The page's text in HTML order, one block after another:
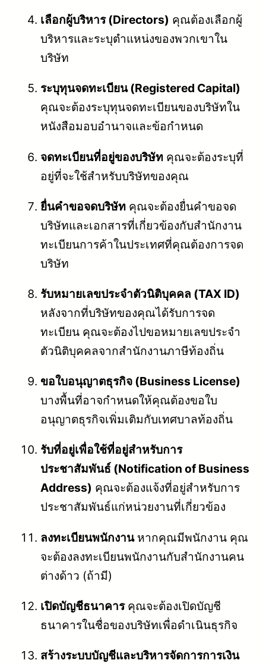
เลือกผู้บริหาร (Directors) คุณต้องเลือกผู้
บริหารและระบุตำแหน่งของพวกเขาใน
บริษัท
ระบุทุนจดทะเบียน (Registered Capital)
คุณจะต้องระบุทุนจดทะเบียนของบริษัทใน
หนังสือมอบอำนาจและข้อกำหนด
จดทะเบียนที่อยู่ของบริษัท คุณจะต้องระบุที่
อยู่ที่จะใช้สำหรับบริษัทของคุณ
ยื่นคำขอจดบริษัท คุณจะต้องยื่นคำขอจด
บริษัทและเอกสารที่เกี่ยวข้องกับสำนักงาน
ทะเบียนการค้าในประเทศที่คุณต้องการจด
บริษัท
รับหมายเลขประจำตัวนิติบุคคล (TAX ID)
หลังจากที่บริษัทของคุณได้รับการจด
ทะเบียน คุณจะต้องไปขอหมายเลขประจำ
ตัวนิติบุคคลจากสำนักงานภาษีท้องถิ่น
ขอใบอนุญาตธุรกิจ (Business License)
บางพื้นที่อาจกำหนดให้คุณต้องขอใบ
อนุญาตธุรกิจเพิ่มเติมกับเทศบาลท้องถิ่น
รับที่อยู่เพื่อใช้ที่อยู่สำหรับการ
ประชาสัมพันธ์ (Notification of Business
Address) คุณจะต้องแจ้งที่อยู่สำหรับการ
ประชาสัมพันธ์แก่หน่วยงานที่เกี่ยวข้อง
ลงทะเบียนพนักงานหากคุณมีพนักงาน คุณ
จะต้องลงทะเบียนพนักงานกับสำนักงานคน
ต่างด้าว (ถ้ามี)
เปิดบัญชีธนาคารคุณจะต้องเปิดบัญชี
ธนาคารในชื่อของบริษัทเพื่อดำเนินธุรกิจ
สร้างระบบบัญชีและบริหารจัดการการเงิน